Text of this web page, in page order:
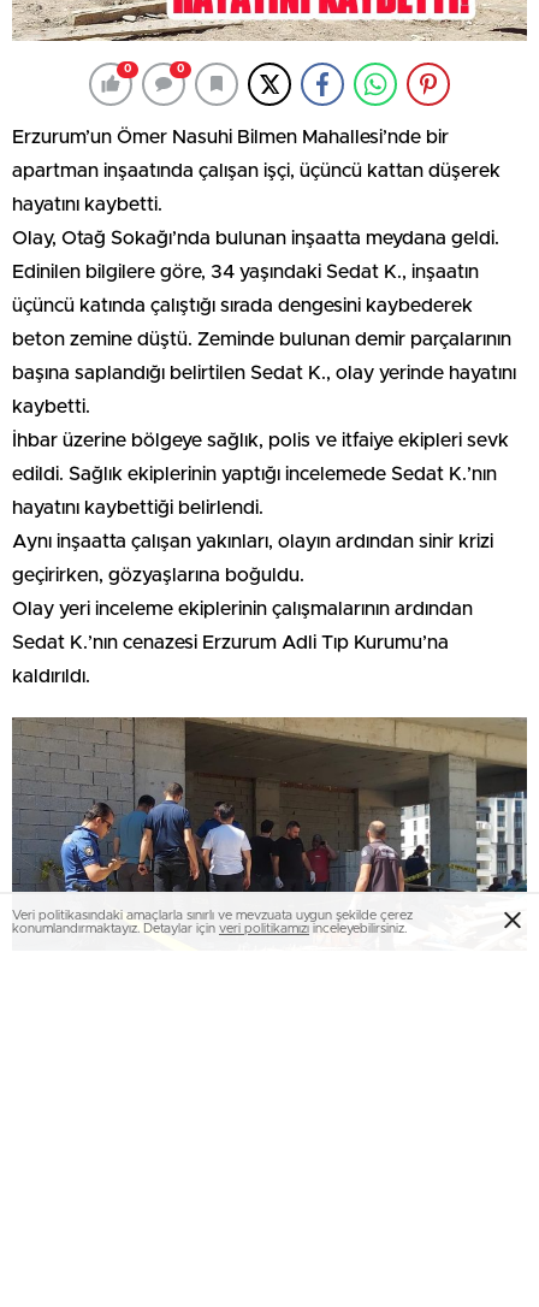
0 0
Erzurum’un Ömer Nasuhi Bilmen Mahallesi’nde bir
apartman inşaatında çalışan işçi, üçüncü kattan düşerek
hayatını kaybetti.
Olay, Otağ Sokağı’nda bulunan inşaatta meydana geldi.
Edinilen bilgilere göre, 34 yaşındaki Sedat K., inşaatın
üçüncü katında çalıştığı sırada dengesini kaybederek
beton zemine düştü. Zeminde bulunan demir parçalarının
başına saplandığı belirtilen Sedat K., olay yerinde hayatını
kaybetti.
İhbar üzerine bölgeye sağlık, polis ve itfaiye ekipleri sevk
edildi. Sağlık ekiplerinin yaptığı incelemede Sedat K.’nın
hayatını kaybettiği belirlendi.
Aynı inşaatta çalışan yakınları, olayın ardından sinir krizi
geçirirken, gözyaşlarına boğuldu.
Olay yeri inceleme ekiplerinin çalışmalarının ardından
Sedat K.’nın cenazesi Erzurum Adli Tıp Kurumu’na
kaldırıldı.
Veri politikasındaki amaçlarla sınırlı ve mevzuata uygun şekilde çerez
konumlandırmaktayız. Detaylar için veri politikamızı inceleyebilirsiniz.